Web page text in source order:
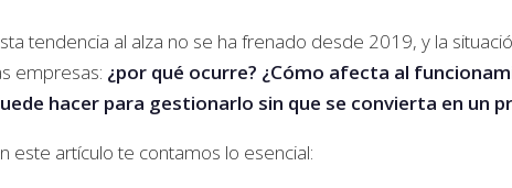
tendencia al alza no se ha frenado desde 2019, y la
empresas: ¿por qué ocurre? ¿Cómo afecta al
hacer para gestionarlo sin que se convierta en un
este artículo te contamos lo esencial: